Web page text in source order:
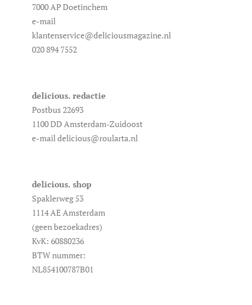
7000 AP Doetinchem
e-mail
klantenservice@deliciousmagazine.nl
020 894 7552
delicious. redactie
Postbus 22693
1100 DD Amsterdam-Zuidoost
e-mail delicious@roularta.nl
delicious. shop
Spaklerweg 53
1114 AE Amsterdam
(geen bezoekadres)
KvK: 60880236
BTW nummer:
NL854100787B01